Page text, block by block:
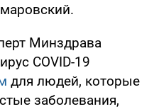
Минздрава
COVID-19
для людей, которые
заболевания,